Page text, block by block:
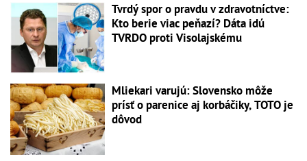
Tvrdý spor o pravdu v zdravotníctve:
Kto berie viac peňazí? Dáta idú
TVRDO proti Visolajskému
Mliekari varujú: Slovensko môže
prísť o parenice aj korbáčiky, TOTO je
dôvod